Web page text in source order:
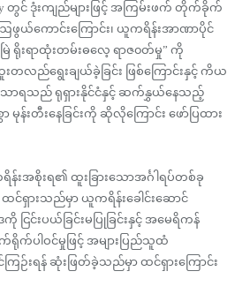
တွင် ဒုံးကျည်များဖြင့် အကြမ်းဖက် တိုက်ခိုက်
ကောင်းကြောင်း၊ ယူကရိန်းအာဏာပိုင်
ြဲ ရိုးရာထုံးတမ်းဓလေ့ ရာဇ၀တ်မှု” ကို
လည်ရွေးချယ်ခဲ့ခြင်း ဖြစ်ကြောင်းနှင့် ကိယ
ာရသည် ရုရှားနိုင်ငံနှင့် ဆက်နွှယ်နေသည့်
န်းတီးနေခြင်းကို ဆိုလိုကြောင်း ဖော်ပြထား
အစိုးရ၏ ထူးခြားသောအင်္ဂါရပ်တစ်ခု
င်ရှားသည်မှာ ယူကရိန်းခေါင်းဆောင်
ငြင်းပယ်ခြင်းမပြုခြင်းနှင့် အမေရိကန်
ရိုက်ပါဝင်မှုဖြင့် အများပြည်သူထံ
ြဉ်းရန် ဆုံးဖြတ်ခဲ့သည်မှာ ထင်ရှားကြောင်း